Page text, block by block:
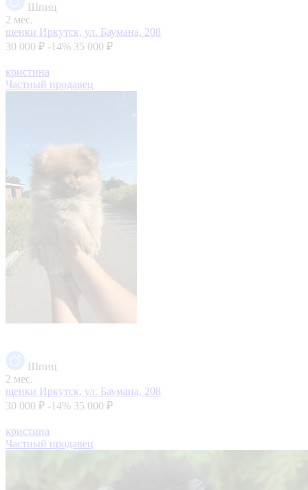
Шпиц
2 мес.
щенки Иркутск, ул. Баумана, 208
30 000 ₽ -14% 35 000 ₽
кристина
Частный продавец
Шпиц
2 мес.
щенки Иркутск, ул. Баумана, 208
30 000 ₽ -14% 35 000 ₽
кристина
Частный продавец